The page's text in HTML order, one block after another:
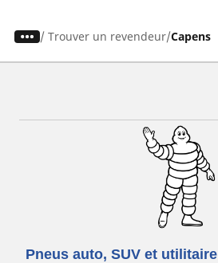
/ Trouver un revendeur Capens
Pneus auto, SUV et utilitaire